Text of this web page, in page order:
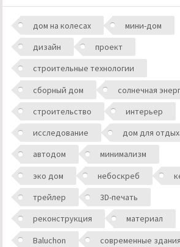
дом на колесах
мини-дом
дизайн
проект
строительные технологии
сборный дом
солнечная
строительство
интерьер
исследование
дом для
автодом
минимализм
эко дом
небоскреб
трейлер
3D-печать
реконструкция
материал
Baluchon
современные здания